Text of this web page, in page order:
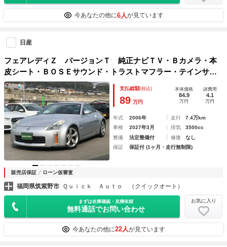
今あなたの他に6人が見ています
日産
フェアレディＺ バージョンＴ 純正ナビＴＶ・Ｂカメラ・本
皮シート・ＢＯＳＥサウンド・トラストマフラー・テインサス
ペンション・キセノンライト
支払総額(税込)
89 万円
本体価格
84.9
万円
諸費用
4.1
万円
年式 2006年 走行
7.4万km
車検
2027年3月 排気
3500cc
整備
法定整備付 修復
なし
保証
保証付 (1ヶ月・走行無制限)
販売店保証 ローン仮審査
福岡県筑紫野市 Ｑｕｉｃｋ Ａｕｔｏ （クイックオート）
まずは在庫確認・見積依頼
無料通話でお問い合わせ
お気に入り
今あなたの他に22人が見ています